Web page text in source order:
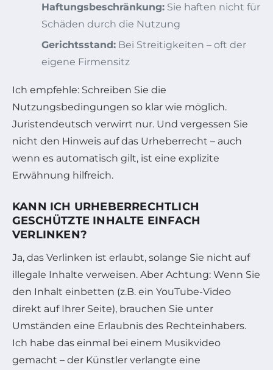
Haftungsbeschränkung: Sie haften nicht für
Schäden durch die Nutzung
Gerichtsstand: Bei Streitigkeiten – oft der
eigene Firmensitz
Ich empfehle: Schreiben Sie die
Nutzungsbedingungen so klar wie möglich.
Juristendeutsch verwirrt nur. Und vergessen Sie
nicht den Hinweis auf das Urheberrecht – auch
wenn es automatisch gilt, ist eine explizite
Erwähnung hilfreich.
KANN ICH URHEBERRECHTLICH
GESCHÜTZTE INHALTE EINFACH
VERLINKEN?
Ja, das Verlinken ist erlaubt, solange Sie nicht auf
illegale Inhalte verweisen. Aber Achtung: Wenn Sie
den Inhalt einbetten (z.B. ein YouTube-Video
direkt auf Ihrer Seite), brauchen Sie unter
Umständen eine Erlaubnis des Rechteinhabers.
Ich habe das einmal bei einem Musikvideo
gemacht – der Künstler verlangte eine